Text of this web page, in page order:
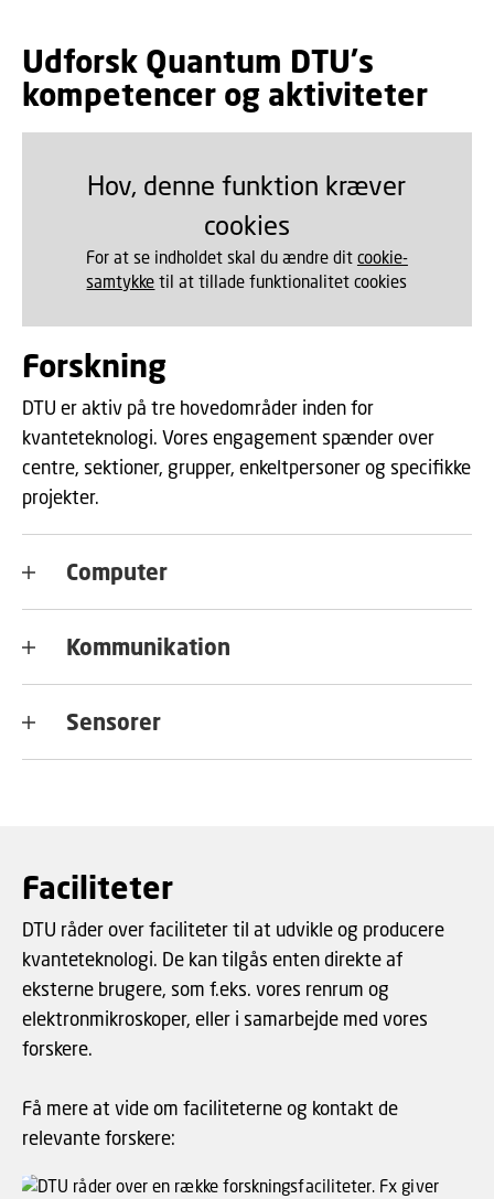
Udforsk Quantum DTU's
kompetencer og aktiviteter
Hov, denne funktion kræver
cookies
For at se indholdet skal du ændre dit cookie-
samtykke til at tillade funktionalitet cookies
Forskning
DTU er aktiv på tre hovedområder inden for
kvanteteknologi. Vores engagement spænder over
centre, sektioner, grupper, enkeltpersoner og specifikke
projekter.
Computer
Kommunikation
Sensorer
Faciliteter
DTU råder over faciliteter til at udvikle og producere
kvanteteknologi. De kan tilgås enten direkte af
eksterne brugere, som f.eks. vores renrum og
elektronmikroskoper, eller i samarbejde med vores
forskere.
Få mere at vide om faciliteterne og kontakt de
relevante forskere: